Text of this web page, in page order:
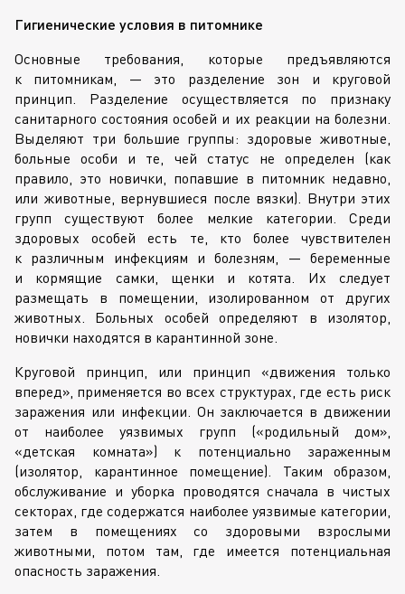
Гигиенические условия в питомнике
Основные требования, которые предъявляются
к питомникам, — это разделение зон и круговой
принцип. Разделение осуществляется по признаку
санитарного состояния особей и их реакции на болезни.
Выделяют три большие группы: здоровые животные,
больные особи и те, чей статус не определен (как
правило, это новички, попавшие в питомник недавно,
или животные, вернувшиеся после вязки). Внутри этих
групп существуют более мелкие категории. Среди
здоровых особей есть те, кто более чувствителен
к различным инфекциям и болезням, — беременные
и кормящие самки, щенки и котята. Их следует
размещать в помещении, изолированном от других
животных. Больных особей определяют в изолятор,
новички находятся в карантинной зоне.
Круговой принцип, или принцип «движения только
вперед», применяется во всех структурах, где есть риск
заражения или инфекции. Он заключается в движении
от наиболее уязвимых групп («родильный дом»,
«детская комната») к потенциально зараженным
(изолятор, карантинное помещение). Таким образом,
обслуживание и уборка проводятся сначала в чистых
секторах, где содержатся наиболее уязвимые категории,
затем в помещениях со здоровыми взрослыми
животными, потом там, где имеется потенциальная
опасность заражения.